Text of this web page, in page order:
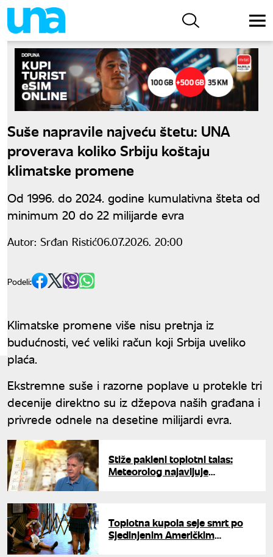
Suše napravile najveću štetu: UNA
proverava koliko Srbiju koštaju
klimatske promene
Od 1996. do 2024. godine kumulativna šteta od
minimum 20 do 22 milijarde evra
Autor: Srđan Ristić06.07.2026. 20:00
Podeli:
Klimatske promene više nisu pretnja iz
budućnosti, već veliki račun koji Srbija uveliko
plaća.
Ekstremne suše i razorne poplave u protekle tri
decenije direktno su iz džepova naših građana i
privrede odnele na desetine milijardi evra.
Stiže pakleni toplotni talas:
Meteorolog najavljuje
Toplotna kupola seje smrt po
Sjedinjenim Američkim